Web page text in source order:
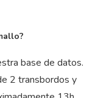
base de datos.
2 transbordos y